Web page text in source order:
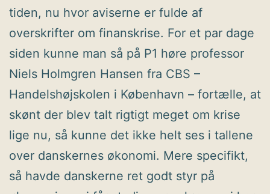
tiden, nu hvor aviserne er fulde af
overskrifter om finanskrise. For et par dage
siden kunne man så på P1 høre professor
Niels Holmgren Hansen fra CBS –
Handelshøjskolen i København – fortælle, at
skønt der blev talt rigtigt meget om krise
lige nu, så kunne det ikke helt ses i tallene
over danskernes økonomi. Mere specifikt,
så havde danskerne ret godt styr på